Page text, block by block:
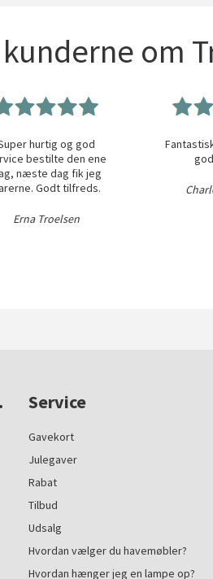
om
hurtig og god
bestilte den ene
næste dag fik jeg
Godt tilfreds.
Erna Troelsen
Service
Gavekort
Julegaver
Rabat
Tilbud
Udsalg
Hvordan vælger du havemøbler?
Hvordan hænger jeg en lampe op?